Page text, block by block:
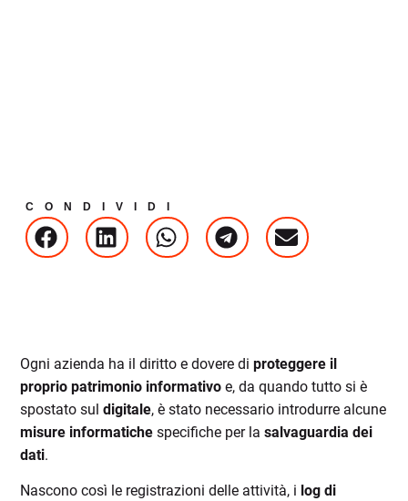
CONDIVIDI
Ogni azienda ha il diritto e dovere diproteggere il
proprio patrimonio informativo e, da quando tutto si è
spostato suldigitale, è stato necessario introdurre alcune
misure informatiche specifiche per lasalvaguardia dei
dati.
Nascono così le registrazioni delle attività, i log di